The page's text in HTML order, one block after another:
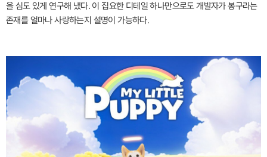
을 심도 있게 연구해 냈다. 이 집요한 디테일 하나만으로도 개발자가 봉구라는
존재를 얼마나 사랑하는지 설명이 가능하다.